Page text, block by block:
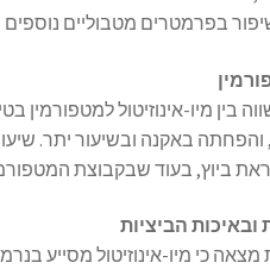
בפרמטרים מטבוליים נוספים .
ביוץ, בעוד שבקבוצת
ובאיכות הביציות
כי מיו-אינוזיטול מסייע